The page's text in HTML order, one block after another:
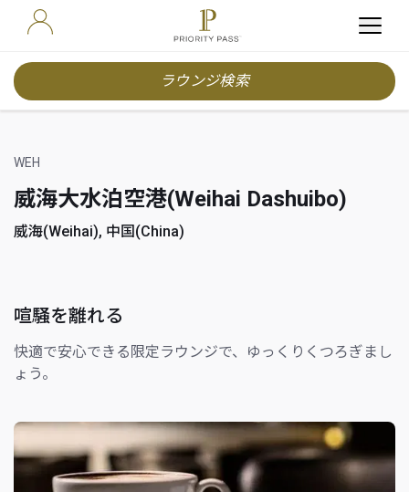
ラウンジ検索
WEH
威海大水泊空港(Weihai Dashuibo)
威海(Weihai), 中国(China)
喧騒を離れる
快適で安心できる限定ラウンジで、ゆっくりくつろぎまし
ょう。